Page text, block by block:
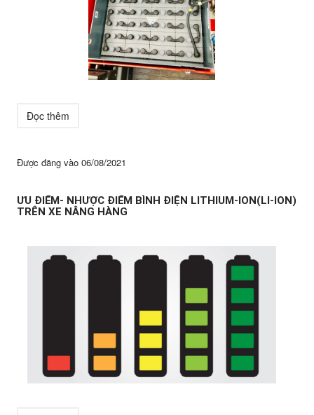
Đọc thêm
Được đăng vào 06/08/2021
ƯU ĐIỂM- NHƯỢC ĐIỂM BÌNH ĐIỆN LITHIUM-ION(LI-ION)
TRÊN XE NÂNG HÀNG